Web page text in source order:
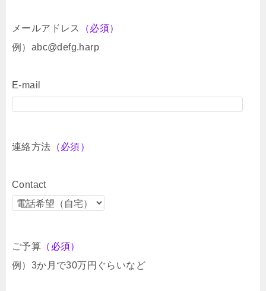
メールアドレス
（必須）
例）abc@defg.harp
E-mail
連絡方法 （必須）
Contact
ご予算 （必須）
例）3か月で30万円ぐらいなど